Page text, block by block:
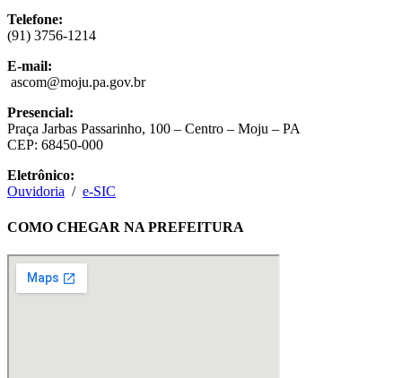
Telefone:
(91) 3756-1214
E-mail:
ascom@moju.pa.gov.br
Presencial:
Praça Jarbas Passarinho, 100 – Centro – Moju – PA
CEP: 68450-000
Eletrônico:
Ouvidoria / e-SIC
COMO CHEGAR NA PREFEITURA